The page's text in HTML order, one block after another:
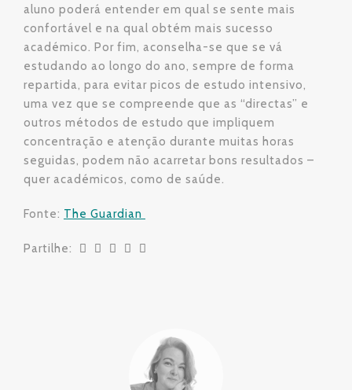
aluno poderá entender em qual se sente mais
confortável e na qual obtém mais sucesso
académico. Por fim, aconselha-se que se vá
estudando ao longo do ano, sempre de forma
repartida, para evitar picos de estudo intensivo,
uma vez que se compreende que as “directas” e
outros métodos de estudo que impliquem
concentração e atenção durante muitas horas
seguidas, podem não acarretar bons resultados –
quer académicos, como de saúde.
Fonte: The Guardian
Partilhe: